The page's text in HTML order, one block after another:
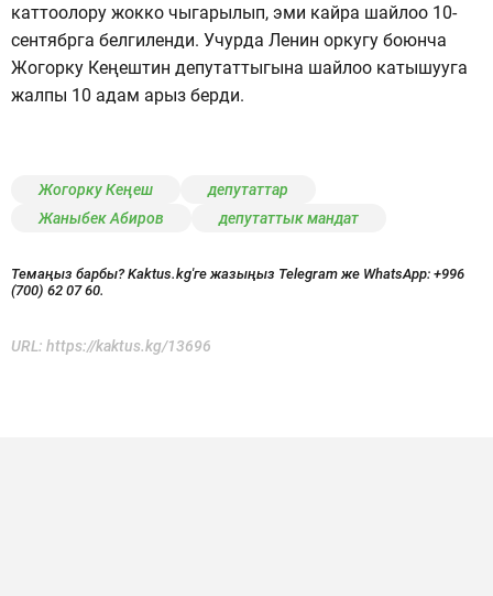
каттоолору жокко чыгарылып, эми кайра шайлоо 10-
сентябрга белгиленди. Учурда Ленин оркугу боюнча
Жогорку Кеңештин депутаттыгына шайлоо катышууга
жалпы 10 адам арыз берди.
Жогорку Кеңеш
депутаттар
Жаныбек Абиров
депутаттык мандат
Темаңыз барбы? Kaktus.kg'ге жазыңыз Telegram же WhatsApp: +996
(700) 62 07 60.
URL: https://kaktus.kg/13696